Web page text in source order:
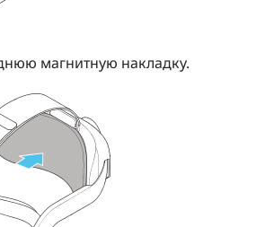
магнитную накладку.